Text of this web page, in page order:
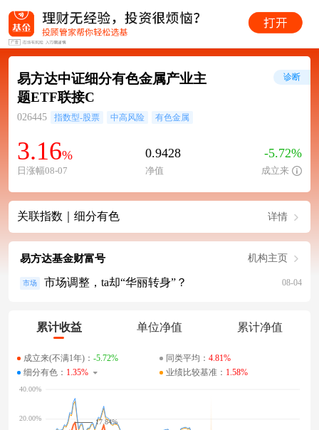
易方达中证细分有色金属产业主
题ETF联接C
026445 指数型-股票 中高风险 有色金属
3.16%
日涨幅08-07
0.9428
净值
-5.72%
成立来
诊断
关联指数｜细分有色 详情
易方达基金财富号 机构主页
市场 市场调整，ta却“华丽转身”？ 08-04
累计收益 单位净值 累计净值
成立来(不满1年)： -5.72% 同类平均： 4.81%
细分有色： 1.35% 业绩比较基准： 1.58%
17.84%